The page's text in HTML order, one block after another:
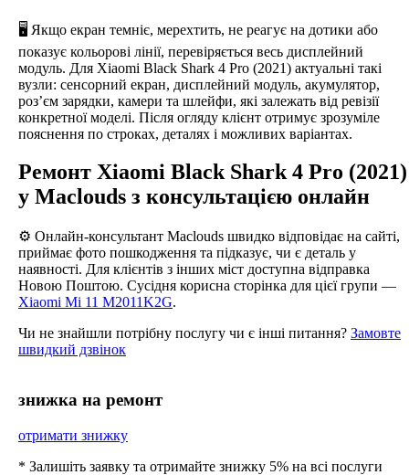
🖥️ Якщо екран темніє, мерехтить, не реагує на дотики або
показує кольорові лінії, перевіряється весь дисплейний
модуль. Для Xiaomi Black Shark 4 Pro (2021) актуальні такі
вузли: сенсорний екран, дисплейний модуль, акумулятор,
роз’єм зарядки, камери та шлейфи, які залежать від ревізії
конкретної моделі. Після огляду клієнт отримує зрозуміле
пояснення по строках, деталях і можливих варіантах.
Ремонт Xiaomi Black Shark 4 Pro (2021)
у Maclouds з консультацією онлайн
⚙️ Онлайн-консультант Maclouds швидко відповідає на сайті,
приймає фото пошкодження та підказує, чи є деталь у
наявності. Для клієнтів з інших міст доступна відправка
Новою Поштою. Сусідня корисна сторінка для цієї групи —
Xiaomi Mi 11 M2011K2G.
Чи не знайшли потрібну послугу чи є інші питання? Замовте
швидкий дзвінок
знижка на ремонт
отримати знижку
* Залишіть заявку та отримайте знижку 5% на всі послуги